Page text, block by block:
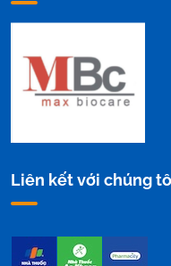
Liên kết với chúng